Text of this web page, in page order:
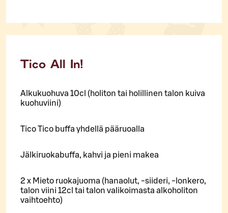
Tico All In!
Alkukuohuva 10cl (holiton tai holillinen talon kuiva
kuohuviini)
Tico Tico buffa yhdellä pääruoalla
Jälkiruokabuffa, kahvi ja pieni makea
2 x Mieto ruokajuoma (hanaolut, -siideri, -lonkero,
talon viini 12cl tai talon valikoimasta alkoholiton
vaihtoehto)